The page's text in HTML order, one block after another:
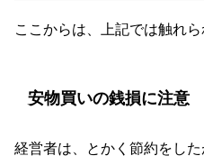
ここからは、上記では触れ
安物買いの銭損に注意
経営者は、とかく節約をし